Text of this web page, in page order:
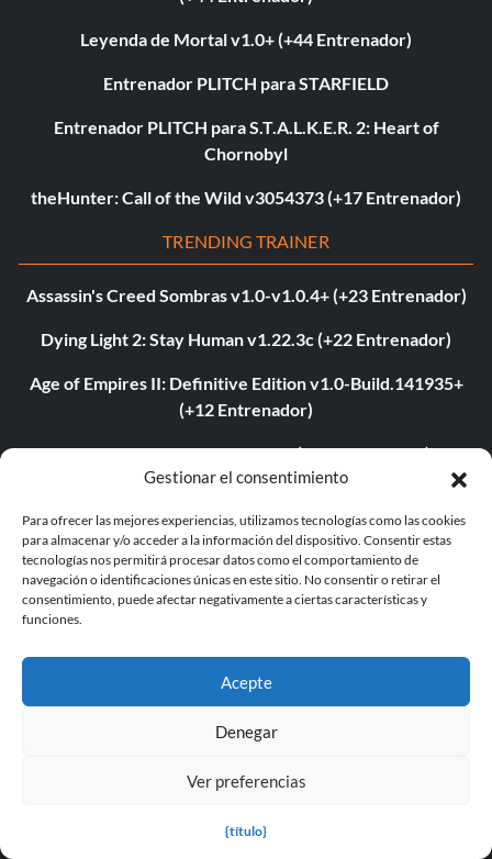
Gestionar el consentimiento
Para ofrecer las mejores experiencias, utilizamos tecnologías como las cookies
para almacenar y/o acceder a la información del dispositivo. Consentir estas
tecnologías nos permitirá procesar datos como el comportamiento de
navegación o identificaciones únicas en este sitio. No consentir o retirar el
consentimiento, puede afectar negativamente a ciertas características y
funciones.
Acepte
Denegar
Ver preferencias
{título}
Leyenda de Mortal v1.0+ (+44 Entrenador)
Entrenador PLITCH para STARFIELD
Entrenador PLITCH para S.T.A.L.K.E.R. 2: Heart of
Chornobyl
theHunter: Call of the Wild v3054373 (+17 Entrenador)
TRENDING TRAINER
Assassin's Creed Sombras v1.0-v1.0.4+ (+23 Entrenador)
Dying Light 2: Stay Human v1.22.3c (+22 Entrenador)
Age of Empires II: Definitive Edition v1.0-Build.141935+
(+12 Entrenador)
The Last of Us Parte I v1.1.4.0 (+12 Entrenador)
Myth of Empires v1.9.3-v1.102.0+ (+33 Entrenador)
Euro Truck Simulator 2 v1.54.1.0s (+7 Trainer)
Blade Abyss v1.0 (+5 Entrenador)